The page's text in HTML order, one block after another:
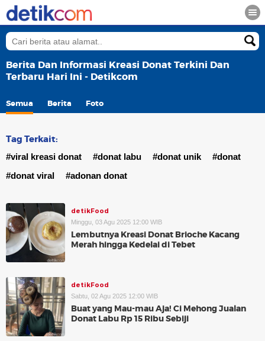
Berita Dan Informasi Kreasi Donat Terkini Dan
Terbaru Hari Ini - Detikcom
Semua Berita Foto
Tag Terkait:
#viral kreasi donat #donat labu #donat unik
#donat
#donat viral
#adonan donat
detikFood
Minggu, 03 Agu 2025 12:00 WIB
Lembutnya Kreasi Donat Brioche Kacang
Merah hingga Kedelai di Tebet
detikFood
Sabtu, 02 Agu 2025 12:00 WIB
Buat yang Mau-mau Aja! Ci Mehong Jualan
Donat Labu Rp 15 Ribu Sebiji